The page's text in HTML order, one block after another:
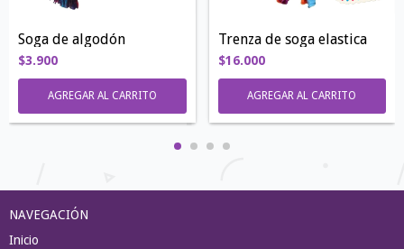
Soga de algodón
$3.900
AGREGAR AL CARRITO
Trenza de soga elastica
$16.000
AGREGAR AL CARRITO
NAVEGACIÓN
Inicio